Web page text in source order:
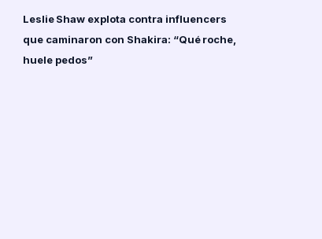
Leslie Shaw explota contra influencers
que caminaron con Shakira: “Qué roche,
huele pedos”